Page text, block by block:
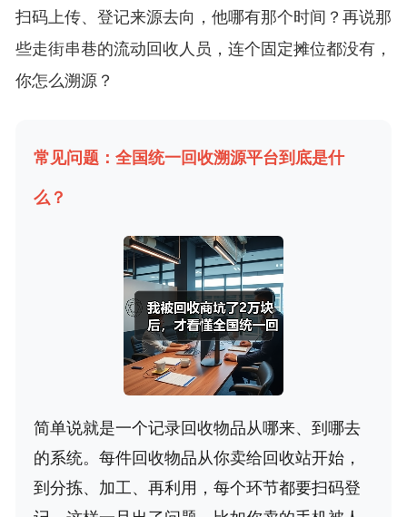
扫码上传、登记来源去向，他哪有那个时间？再说那
些走街串巷的流动回收人员，连个固定摊位都没有，
你怎么溯源？
常见问题：全国统一回收溯源平台到底是什
么？
简单说就是一个记录回收物品从哪来、到哪去
的系统。每件回收物品从你卖给回收站开始，
到分拣、加工、再利用，每个环节都要扫码登